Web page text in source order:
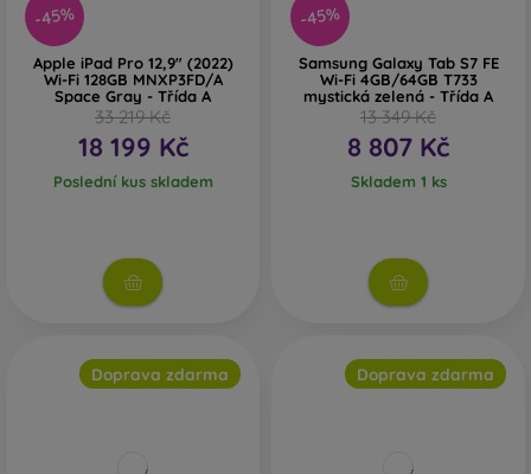
-45%
Apple iPad Pro 12,9" (2022)
Wi-Fi 128GB MNXP3FD/A
Space Gray - Třída A
33 219 Kč
18 199 Kč
Poslední kus skladem
-45%
Samsung Galaxy Tab S7 FE
Wi-Fi 4GB/64GB T733
mystická zelená - Třída A
13 349 Kč
8 807 Kč
Skladem 1 ks
Doprava zdarma Doprava zdarma